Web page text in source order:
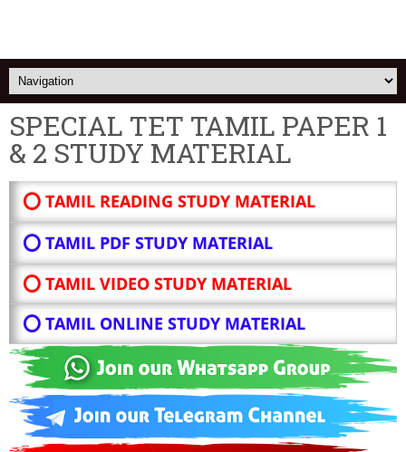
SPECIAL TET TAMIL PAPER 1
& 2 STUDY MATERIAL
⭕ TAMIL READING STUDY MATERIAL
⭕ TAMIL PDF STUDY MATERIAL
⭕ TAMIL VIDEO STUDY MATERIAL
⭕ TAMIL ONLINE STUDY MATERIAL